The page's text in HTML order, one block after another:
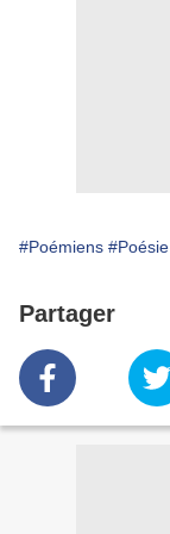
#Poémiens #Poésie
Partager